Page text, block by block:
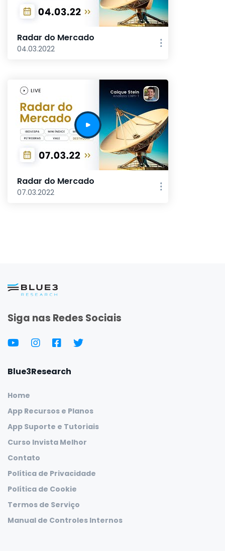
Radar do Mercado
04.03.2022
Radar do Mercado
07.03.2022
Siga nas Redes Sociais
Blue3Research
Home
App Recursos e Planos
App Suporte e Tutoriais
Curso Invista Melhor
Contato
Política de Privacidade
Política de Cookie
Termos de Serviço
Manual de Controles Internos